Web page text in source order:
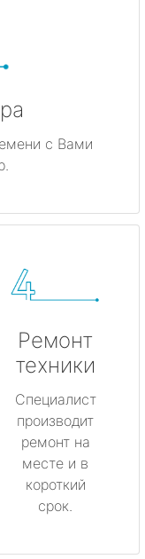
с Вами
Ремонт
техники
Специалист
производит
ремонт на
месте и в
короткий
срок.